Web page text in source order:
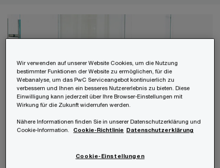
Eigentümer stellen sich in dem Zusammenhang
Wir verwenden auf unserer Website Cookies, um die Nutzung
bestimmter Funktionen der Website zu ermöglichen, für die
Webanalyse, um das PwC Serviceangebot kontinuierlich zu
verbessern und Ihnen ein besseres Nutzererlebnis zu bieten. Diese
Einwilligung kann jederzeit über Ihre Browser-Einstellungen mit
Wirkung für die Zukunft widerrufen werden.
Nähere Informationen finden Sie in unserer Datenschutzerklärung und
Cookie-Information.
Cookie-Richtlinie Datenschutzerklärung
Cookie-Einstellungen